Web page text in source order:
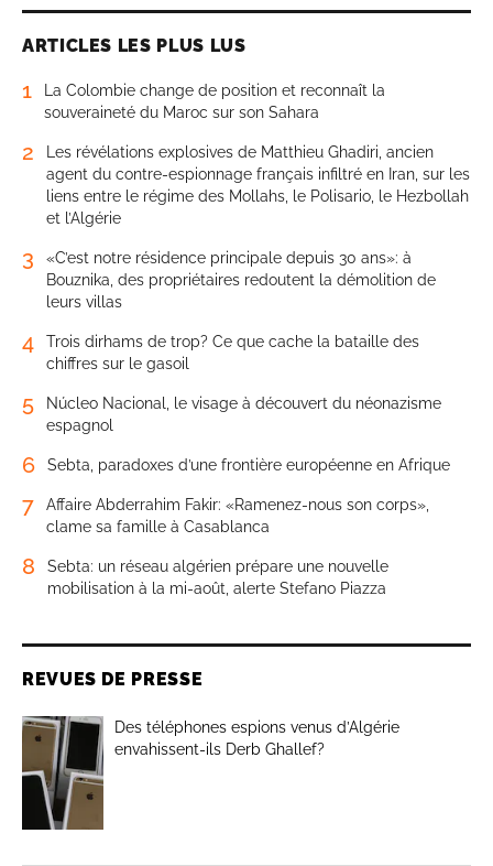
ARTICLES LES PLUS LUS
1
La Colombie change de position et reconnaît la
souveraineté du Maroc sur son Sahara
2
Les révélations explosives de Matthieu Ghadiri, ancien
agent du contre-espionnage français infiltré en Iran, sur les
liens entre le régime des Mollahs, le Polisario, le Hezbollah
et l’Algérie
3
«C’est notre résidence principale depuis 30 ans»: à
Bouznika, des propriétaires redoutent la démolition de
leurs villas
4
Trois dirhams de trop? Ce que cache la bataille des
chiffres sur le gasoil
5
Núcleo Nacional, le visage à découvert du néonazisme
espagnol
6 Sebta, paradoxes d’une frontière européenne en Afrique
7
Affaire Abderrahim Fakir: «Ramenez-nous son corps»,
clame sa famille à Casablanca
8
Sebta: un réseau algérien prépare une nouvelle
mobilisation à la mi-août, alerte Stefano Piazza
REVUES DE PRESSE
Des téléphones espions venus d’Algérie
envahissent-ils Derb Ghallef?